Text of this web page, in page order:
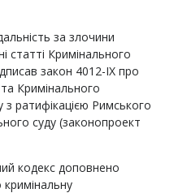
за злочини
статті Кримінального
закон 4012-IX про
Кримінального
з ратифікацією Римського
суду (законопроект
кодекс доповнено